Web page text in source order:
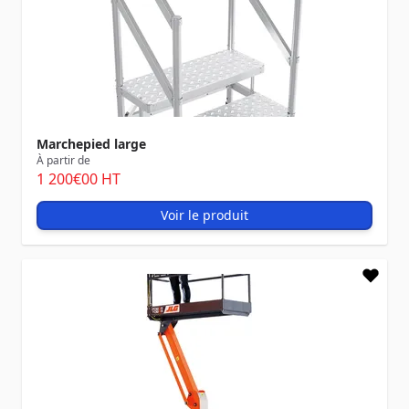
Marchepied large
À partir de
1 200€00 HT
Voir le produit